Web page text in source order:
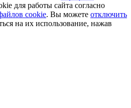
для работы сайта согласно
cookie. Вы можете отключить
на их использование, нажав